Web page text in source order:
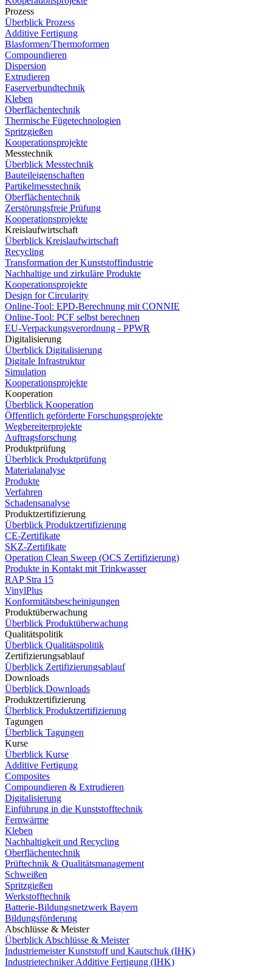
Prozess
Überblick Prozess
Additive Fertigung
Blasformen/Thermoformen
Compoundieren
Dispersion
Extrudieren
Faserverbundtechnik
Kleben
Oberflächentechnik
Thermische Fügetechnologien
Spritzgießen
Kooperationsprojekte
Messtechnik
Überblick Messtechnik
Bauteileigenschaften
Partikelmesstechnik
Oberflächentechnik
Zerstörungsfreie Prüfung
Kooperationsprojekte
Kreislaufwirtschaft
Überblick Kreislaufwirtschaft
Recycling
Transformation der Kunststoffindustrie
Nachhaltige und zirkuläre Produkte
Kooperationsprojekte
Design for Circularity
Online-Tool: EPD-Berechnung mit CONNIE
Online-Tool: PCF selbst berechnen
EU-Verpackungsverordnung - PPWR
Digitalisierung
Überblick Digitalisierung
Digitale Infrastruktur
Simulation
Kooperationsprojekte
Kooperation
Überblick Kooperation
Öffentlich geförderte Forschungsprojekte
Wegbereiterprojekte
Auftragsforschung
Produktprüfung
Überblick Produktprüfung
Materialanalyse
Produkte
Verfahren
Schadensanalyse
Produktzertifizierung
Überblick Produktzertifizierung
CE-Zertifikate
SKZ-Zertifikate
Operation Clean Sweep (OCS Zertifizierung)
Produkte in Kontakt mit Trinkwasser
RAP Stra 15
VinylPlus
Konformitätsbescheinigungen
Produktüberwachung
Überblick Produktüberwachung
Qualitätspolitik
Überblick Qualitätspolitik
Zertifizierungsablauf
Überblick Zertifizierungsablauf
Downloads
Überblick Downloads
Produktzertifizierung
Überblick Produktzertifizierung
Tagungen
Überblick Tagungen
Kurse
Überblick Kurse
Additive Fertigung
Composites
Compoundieren & Extrudieren
Digitalisierung
Einführung in die Kunststofftechnik
Fernwärme
Kleben
Nachhaltigkeit und Recycling
Oberflächentechnik
Prüftechnik & Qualitätsmanagement
Schweißen
Spritzgießen
Werkstofftechnik
Batterie-Bildungsnetzwerk Bayern
Bildungsförderung
Abschlüsse & Meister
Überblick Abschlüsse & Meister
Industriemeister Kunststoff und Kautschuk (IHK)
Industrietechniker Additive Fertigung (IHK)